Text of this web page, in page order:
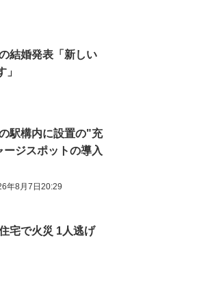
結婚発表「新しい
駅構内に設置の"充
ジスポットの導入
年8月7日20:29
宅で火災 1人逃げ